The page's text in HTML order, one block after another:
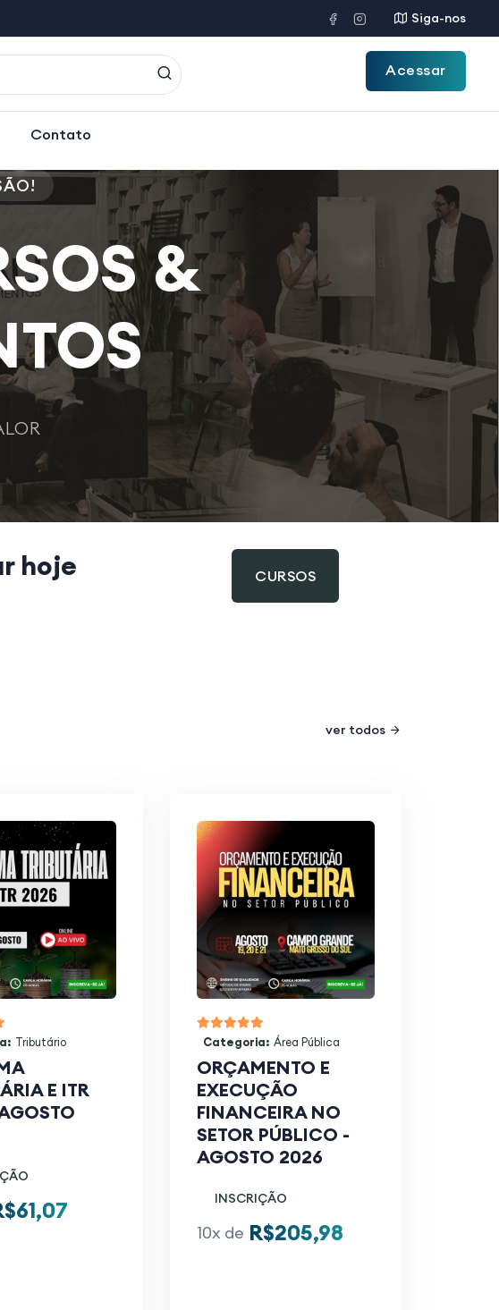
Siga-nos
Acessar
Contato
&
hoje
CURSOS
ver todos
Tributário
E ITR
Categoria: Área Pública
ORÇAMENTO E
EXECUÇÃO
FINANCEIRA NO
SETOR PÚBLICO -
AGOSTO 2026
INSCRIÇÃO
10x de R$205,98